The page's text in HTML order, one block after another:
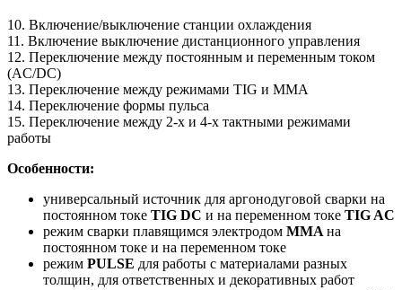
10. Включение/выключение станции охлаждения
11. Включение выключение дистанционного управления
12. Переключение между постоянным и переменным током
(AC/DC)
13. Переключение между режимами TIG и MMA
14. Переключение формы пульса
15. Переключение между 2-х и 4-х тактными режимами
работы
Особенности:
универсальный источник для аргонодуговой сварки на
постоянном токе TIG DC и на переменном токе TIG AС
режим сварки плавящимся электродом MMA на
постоянном токе и на переменном токе
режим PULSE для работы с материалами разных
толщин, для ответственных и декоративных работ